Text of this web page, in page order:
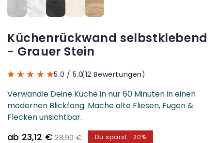
Küchenrückwand selbstklebend
- Grauer Stein
5.0 / 5.0(12 Bewertungen)
Verwandle Deine Küche in nur 60 Minuten in einen
modernen Blickfang. Mache alte Fliesen, Fugen &
Flecken unsichtbar.
Verkaufspreis
ab 23,12 € Normaler
28,90 € Du sparst -20%